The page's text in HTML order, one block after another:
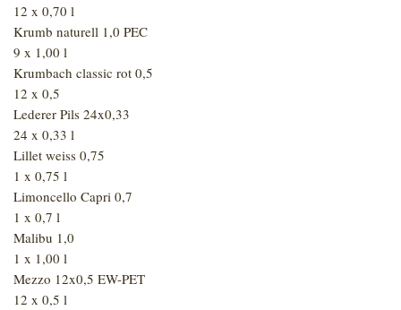
12 x 0,70 l
Krumb naturell 1,0 PEC
9 x 1,00 l
Krumbach classic rot 0,5
12 x 0,5
Lederer Pils 24x0,33
24 x 0,33 l
Lillet weiss 0,75
1 x 0,75 l
Limoncello Capri 0,7
1 x 0,7 l
Malibu 1,0
1 x 1,00 l
Mezzo 12x0,5 EW-PET
12 x 0,5 l